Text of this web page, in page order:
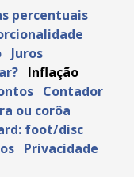
percentuais
Juros
Inflação
Contador
ou corôa
foot/disc
Privacidade